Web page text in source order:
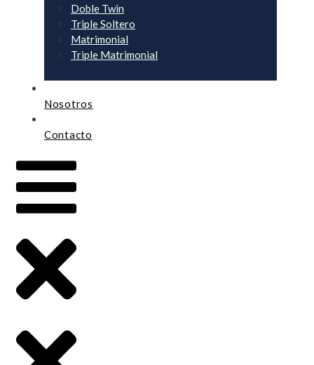
Doble Twin
Triple Soltero
Matrimonial
Triple Matrimonial
Nosotros
Contacto